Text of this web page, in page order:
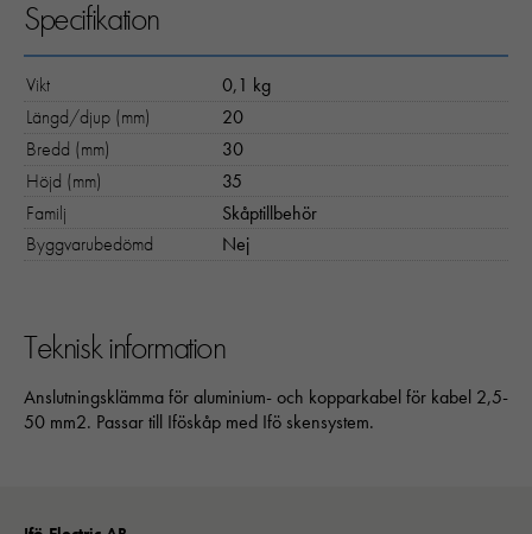
Specifikation
Vikt
0,1 kg
Längd/djup (mm)
20
Bredd (mm)
30
Höjd (mm)
35
Familj
Skåptillbehör
Byggvarubedömd
Nej
Teknisk information
Anslutningsklämma för aluminium- och kopparkabel för kabel 2,5-
50 mm2. Passar till Iföskåp med Ifö skensystem.